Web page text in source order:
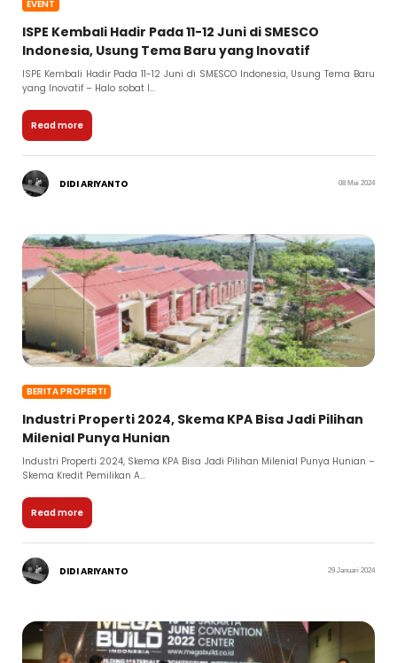
EVENT
ISPE Kembali Hadir Pada 11-12 Juni di SMESCO
Indonesia, Usung Tema Baru yang Inovatif
ISPE Kembali Hadir Pada 11-12 Juni di SMESCO Indonesia, Usung Tema Baru
yang Inovatif – Halo sobat I...
Read more
DIDI ARIYANTO 08 Mei 2024
BERITA PROPERTI
Industri Properti 2024, Skema KPA Bisa Jadi Pilihan
Milenial Punya Hunian
Industri Properti 2024, Skema KPA Bisa Jadi Pilihan Milenial Punya Hunian –
Skema Kredit Pemilikan A...
Read more
DIDI ARIYANTO 29 Januari 2024